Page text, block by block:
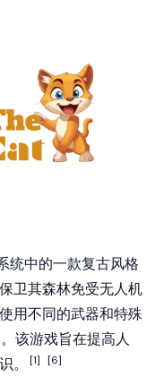
统中的一款复古风格
卫其森林免受无人机
用不同的武器和特殊
该游戏旨在提高人
。
[1] [6]